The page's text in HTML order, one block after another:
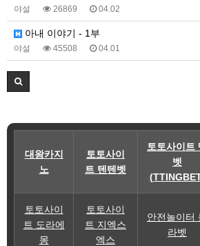
야설 26869 04.02
아내 이야기 - 1부
야설 45508 04.01
대왕카지
노
토토사이
트 텐텐벳
토토사이트
벳
토토사이
트 도라에
몽
토토사이
트 지엑스
엑스
안전놀이터
라벳